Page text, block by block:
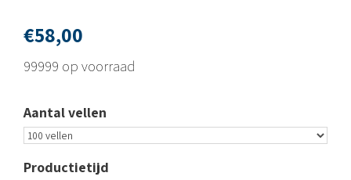
€58,00
99999 op voorraad
Aantal vellen
Productietijd